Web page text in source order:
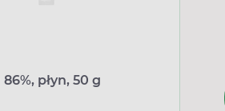
płyn, 50 g